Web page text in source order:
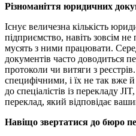
Різноманіття юридичних
Існує величезна кількість
підприємство, навіть зовсім
мусять з ними працювати.
документів часто доводиться
протоколи чи витяги з
специфічними, і їх не так вже
до спеціалістів із перекладу
переклад, який відповідає
Навіщо звертатися до бюро